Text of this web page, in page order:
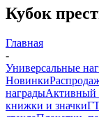
Кубок
Главная
-
Универсальные
Новинки
наградыАктивный
книжки и значки